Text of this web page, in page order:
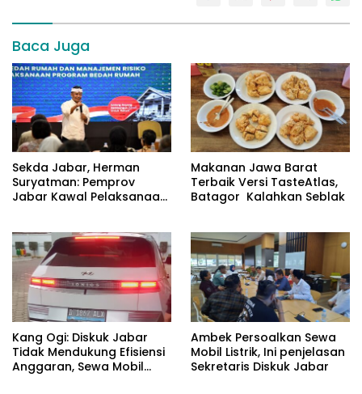
Baca Juga
Sekda Jabar, Herman
Suryatman: Pemprov
Jabar Kawal Pelaksanaan
Makanan Jawa Barat
Terbaik Versi TasteAtlas,
Batagor Kalahkan Seblak
Kang Ogi: Diskuk Jabar
Tidak Mendukung Efisiensi
Anggaran, Sewa Mobil
Ambek Persoalkan Sewa
Mobil Listrik, Ini penjelasan
Sekretaris Diskuk Jabar